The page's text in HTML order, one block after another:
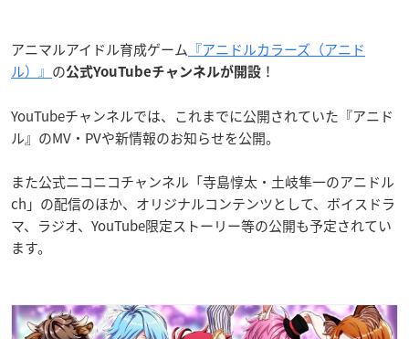
アニマルアイドル育成ゲーム 『アニドルカラーズ（アニド
ル）』 の公式YouTubeチャンネルが開設 ！
YouTubeチャンネルでは、これまでに公開されていた『アニド
ル』のMV・PVや新情報のお知らせを公開。
また公式ニコニコチャンネル「寺島惇太・土岐隼一のアニドル
ch」の配信のほか、オリジナルコンテンツとして、ボイスドラ
マ、ラジオ、YouTube限定ストーリー等の公開も予定されてい
ます。